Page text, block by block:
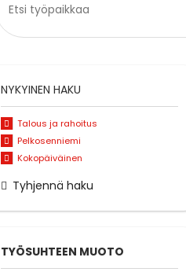
NYKYINEN HAKU
Talous ja rahoitus
Pelkosenniemi
Kokopäiväinen
Tyhjennä haku
TYÖSUHTEEN MUOTO